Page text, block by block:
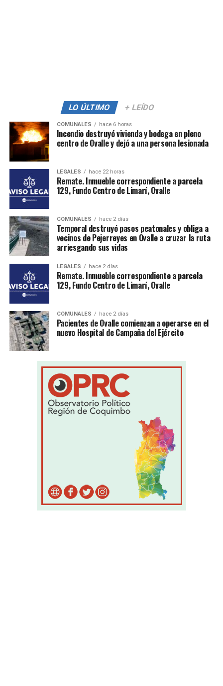
LO ÚLTIMO + LEÍDO
COMUNALES hace 6 horas
Incendio destruyó vivienda y bodega en pleno
centro de Ovalle y dejó a una persona lesionada
LEGALES hace 22 horas
Remate. Inmueble correspondiente a parcela
129, Fundo Centro de Limarí, Ovalle
COMUNALES hace 2 días
Temporal destruyó pasos peatonales y obliga a
vecinos de Pejerreyes en Ovalle a cruzar la ruta
arriesgando sus vidas
LEGALES hace 2 días
Remate. Inmueble correspondiente a parcela
129, Fundo Centro de Limarí, Ovalle
COMUNALES hace 2 días
Pacientes de Ovalle comienzan a operarse en el
nuevo Hospital de Campaña del Ejército